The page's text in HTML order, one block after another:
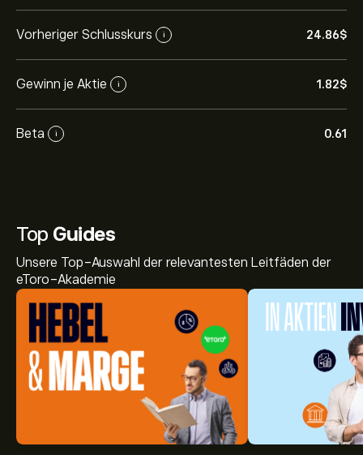
Vorheriger Schlusskurs i 24.86‎$‎
Gewinn je Aktie i 1.82‎$‎
Beta i 0.61
Top Guides
Unsere Top-Auswahl der relevantesten Leitfäden der
eToro-Akademie